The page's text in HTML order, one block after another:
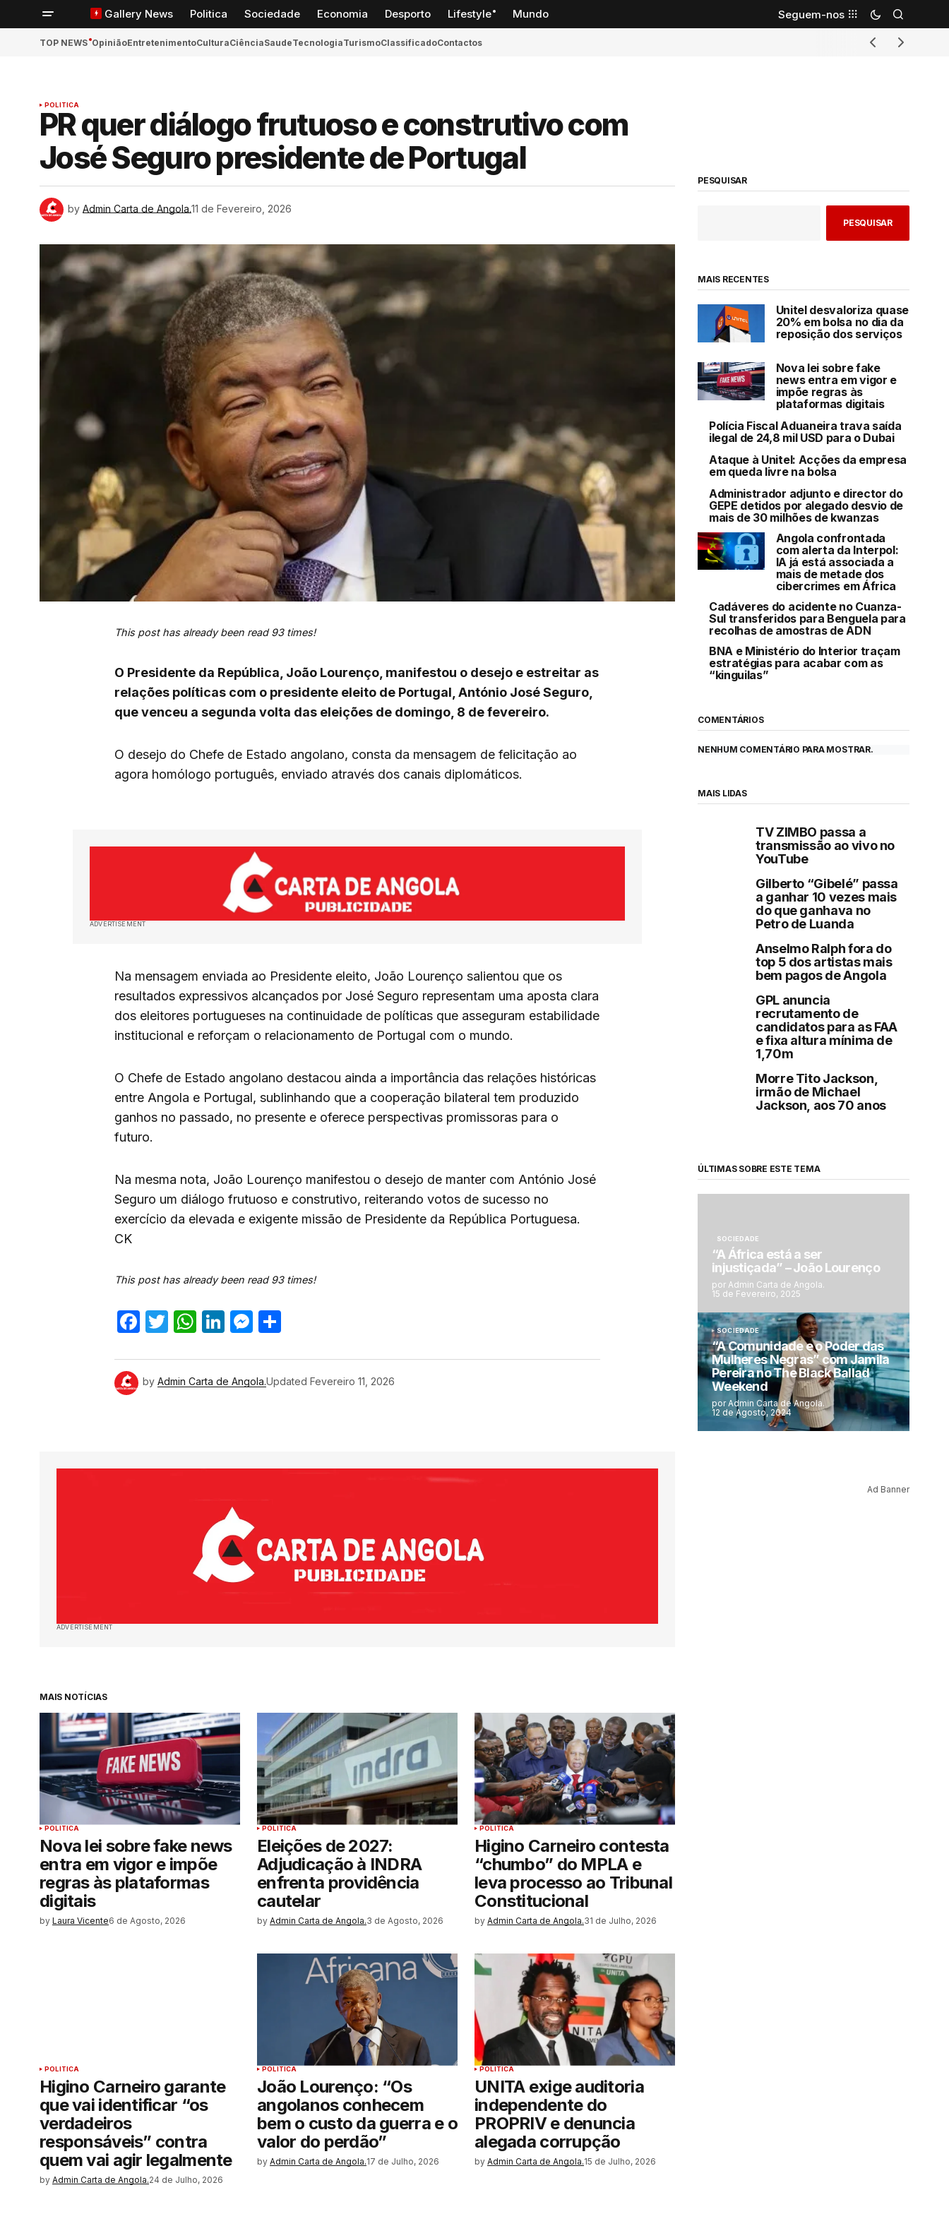
Gallery News Politica Sociedade Economia Desporto Lifestyle Mundo Seguem-nos
TOP NEWS OpiniãoEntretenimentoCulturaCiênciaSaudeTecnologiaTurismoClassificadoContactos
POLITICA
PR quer diálogo frutuoso e construtivo com
José Seguro presidente de Portugal
by Admin Carta de Angola.11 de Fevereiro, 2026
This post has already been read 93 times!
O Presidente da República, João Lourenço, manifestou o desejo e estreitar as
relações políticas com o presidente eleito de Portugal, António José Seguro,
que venceu a segunda volta das eleições de domingo, 8 de fevereiro.
O desejo do Chefe de Estado angolano, consta da mensagem de felicitação ao
agora homólogo português, enviado através dos canais diplomáticos.
ADVERTISEMENT
Na mensagem enviada ao Presidente eleito, João Lourenço salientou que os
resultados expressivos alcançados por José Seguro representam uma aposta clara
dos eleitores portugueses na continuidade de políticas que asseguram estabilidade
institucional e reforçam o relacionamento de Portugal com o mundo.
O Chefe de Estado angolano destacou ainda a importância das relações históricas
entre Angola e Portugal, sublinhando que a cooperação bilateral tem produzido
ganhos no passado, no presente e oferece perspectivas promissoras para o
futuro.
Na mesma nota, João Lourenço manifestou o desejo de manter com António José
Seguro um diálogo frutuoso e construtivo, reiterando votos de sucesso no
exercício da elevada e exigente missão de Presidente da República Portuguesa.
CK
This post has already been read 93 times!
Facebook
Twitter
WhatsApp
LinkedIn
Messenger
by Admin Carta de Angola.Updated Fevereiro 11, 2026
ADVERTISEMENT
MAIS NOTÍCIAS
POLITICA
Nova lei sobre fake news
entra em vigor e impõe
regras às plataformas
digitais
by Laura Vicente6 de Agosto, 2026
POLITICA
Eleições de 2027:
Adjudicação à INDRA
enfrenta providência
cautelar
by Admin Carta de Angola.3 de Agosto, 2026
POLITICA
Higino Carneiro contesta
“chumbo” do MPLA e
leva processo ao Tribunal
Constitucional
by Admin Carta de Angola.31 de Julho, 2026
POLITICA
Higino Carneiro garante
que vai identificar “os
verdadeiros
responsáveis” contra
quem vai agir legalmente
by Admin Carta de Angola.24 de Julho, 2026
POLITICA
João Lourenço: “Os
angolanos conhecem
bem o custo da guerra e o
valor do perdão”
by Admin Carta de Angola.17 de Julho, 2026
POLITICA
UNITA exige auditoria
independente do
PROPRIV e denuncia
alegada corrupção
by Admin Carta de Angola.15 de Julho, 2026
PESQUISAR
PESQUISAR
MAIS RECENTES
Unitel desvaloriza quase
20% em bolsa no dia da
reposição dos serviços
Nova lei sobre fake
news entra em vigor e
impõe regras às
plataformas digitais
Polícia Fiscal Aduaneira trava saída
ilegal de 24,8 mil USD para o Dubai
Ataque à Unitel: Acções da empresa
em queda livre na bolsa
Administrador adjunto e director do
GEPE detidos por alegado desvio de
mais de 30 milhões de kwanzas
Angola confrontada
com alerta da Interpol:
IA já está associada a
mais de metade dos
cibercrimes em África
Cadáveres do acidente no Cuanza-
Sul transferidos para Benguela para
recolhas de amostras de ADN
BNA e Ministério do Interior traçam
estratégias para acabar com as
“kinguilas”
COMENTÁRIOS
NENHUM COMENTÁRIO PARA MOSTRAR.
MAIS LIDAS
TV ZIMBO passa a
transmissão ao vivo no
YouTube
Gilberto “Gibelé” passa
a ganhar 10 vezes mais
do que ganhava no
Petro de Luanda
Anselmo Ralph fora do
top 5 dos artistas mais
bem pagos de Angola
GPL anuncia
recrutamento de
candidatos para as FAA
e fixa altura mínima de
1,70m
Morre Tito Jackson,
irmão de Michael
Jackson, aos 70 anos
ÚLTIMAS SOBRE ESTE TEMA
SOCIEDADE
“A África está a ser
injustiçada” – João Lourenço
por Admin Carta de Angola.
15 de Fevereiro, 2025
SOCIEDADE
“A Comunidade e o Poder das
Mulheres Negras” com Jamila
Pereira no The Black Ballad
Weekend
por Admin Carta de Angola.
12 de Agosto, 2024
Ad Banner